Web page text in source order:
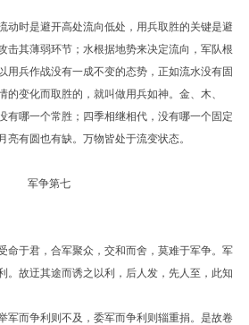
动时是避开高处流向低处，用兵取胜的关键是避
击其薄弱环节；水根据地势来决定流向，军队根
用兵作战没有一成不变的态势，正如流水没有固
的变化而取胜的，就叫做用兵如神。金、木、
有哪一个常胜；四季相继相代，没有哪一个固定
有圆也有缺。万物皆处于流变状态。
军争第七
命于君，合军聚众，交和而舍，莫难于军争。军
。故迂其途而诱之以利，后人发，先人至，此知
军而争利则不及，委军而争利则辎重捐。是故卷